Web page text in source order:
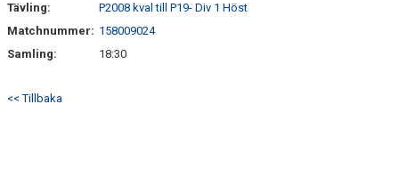
Tävling:
P2008 kval till P19- Div 1 Höst
Matchnummer: 158009024
Samling:
18:30
<< Tillbaka